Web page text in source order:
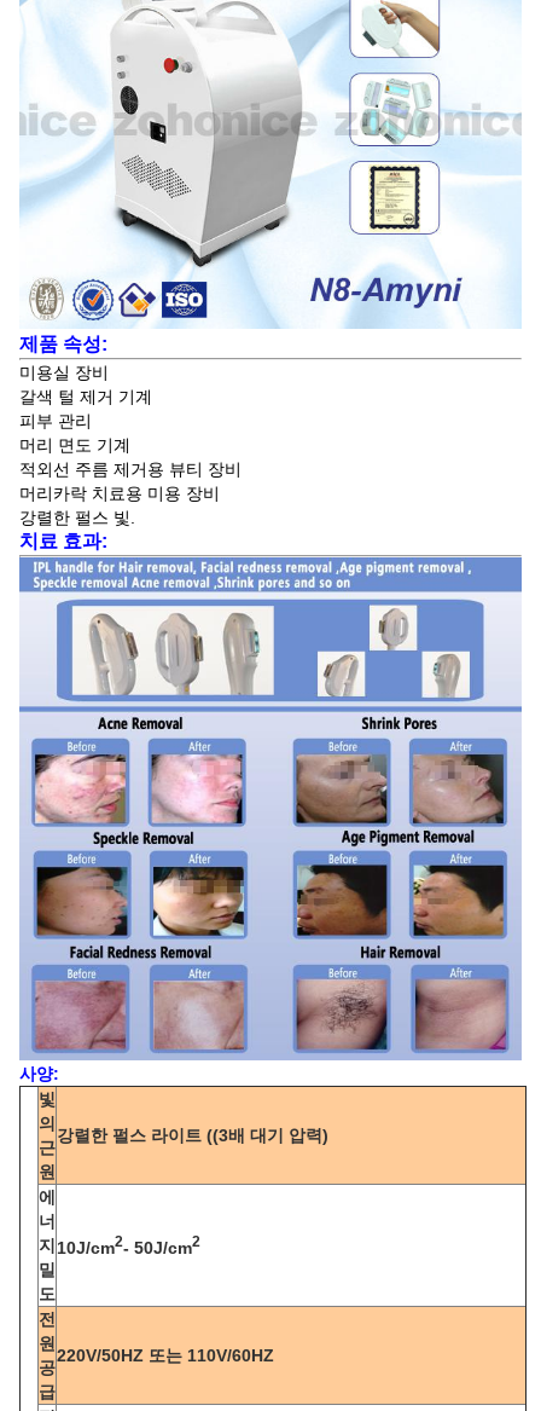
제품 속성:
미용실 장비
갈색 털 제거 기계
피부 관리
머리 면도 기계
적외선 주름 제거용 뷰티 장비
머리카락 치료용 미용 장비
강렬한 펄스 빛.
치료 효과:
사양:
빛
의
근
원
강렬한 펄스 라이트 ((3배 대기 압력)
에
너
지
밀
도
10J/cm2- 50J/cm2
전
원
공
급
220V/50HZ 또는 110V/60HZ